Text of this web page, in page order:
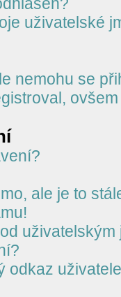
uživatelské
nemohu se
ale je to
uživatelským
odkaz